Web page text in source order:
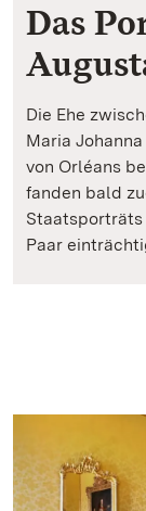
Das
Die Ehe
Maria
von Orléans
fanden bald
Paar